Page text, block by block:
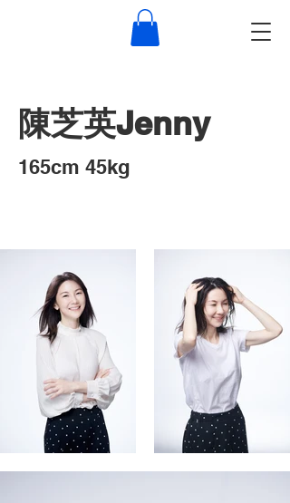
​陳芝英Jenny
​165cm 45kg